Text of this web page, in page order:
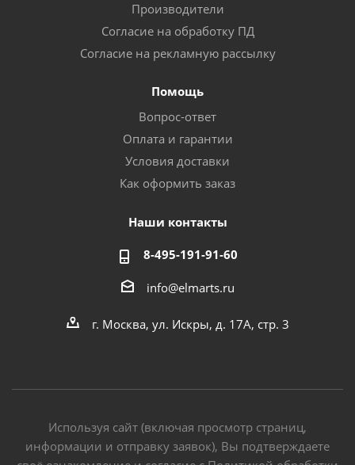
Производители
Согласие на обработку ПД
Согласие на рекламную рассылку
Помощь
Вопрос-ответ
Оплата и гарантии
Условия доставки
Как оформить заказ
Наши контакты
8-495-191-91-60
info@elmarts.ru
г. Москва, ул. Искры, д. 17А, стр. 3
Используя сайт (включая просмотр страниц,
информации и отправку заявок), Вы подтверждаете